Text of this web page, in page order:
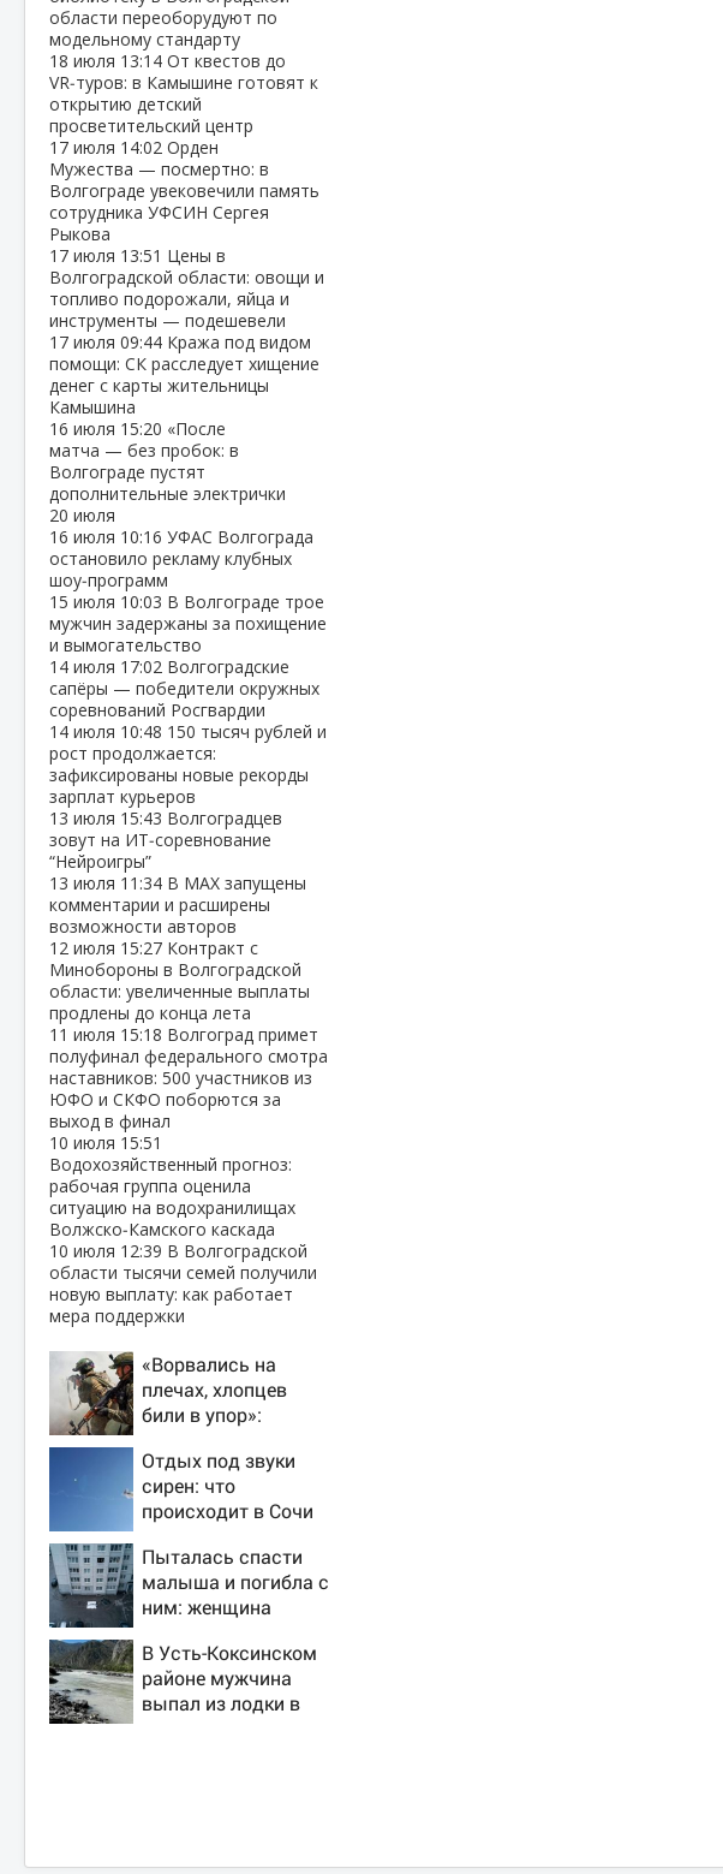
области переоборудуют по
модельному стандарту
18 июля 13:14 От квестов до
VR‑туров: в Камышине готовят к
открытию детский
просветительский центр
17 июля 14:02 Орден
Мужества — посмертно: в
Волгограде увековечили память
сотрудника УФСИН Сергея
Рыкова
17 июля 13:51 Цены в
Волгоградской области: овощи и
топливо подорожали, яйца и
инструменты — подешевели
17 июля 09:44 Кража под видом
помощи: СК расследует хищение
денег с карты жительницы
Камышина
16 июля 15:20 «После
матча — без пробок: в
Волгограде пустят
дополнительные электрички
20 июля
16 июля 10:16 УФАС Волгограда
остановило рекламу клубных
шоу‑программ
15 июля 10:03 В Волгограде трое
мужчин задержаны за похищение
и вымогательство
14 июля 17:02 Волгоградские
сапёры — победители окружных
соревнований Росгвардии
14 июля 10:48 150 тысяч рублей и
рост продолжается:
зафиксированы новые рекорды
зарплат курьеров
13 июля 15:43 Волгоградцев
зовут на ИТ‑соревнование
“Нейроигры”
13 июля 11:34 В МАХ запущены
комментарии и расширены
возможности авторов
12 июля 15:27 Контракт с
Минобороны в Волгоградской
области: увеличенные выплаты
продлены до конца лета
11 июля 15:18 Волгоград примет
полуфинал федерального смотра
наставников: 500 участников из
ЮФО и СКФО поборются за
выход в финал
10 июля 15:51
Водохозяйственный прогноз:
рабочая группа оценила
ситуацию на водохранилищах
Волжско‑Камского каскада
10 июля 12:39 В Волгоградской
области тысячи семей получили
новую выплату: как работает
мера поддержки
«Ворвались на
плечах, хлопцев
били в упор»:
Дружковка стала
могильником для
«птах Мадьяра»
Отдых под звуки
сирен: что
происходит в Сочи
массированных
атак беспилотников
Пыталась спасти
малыша и погибла с
ним: женщина
насмерть на глазах
у детей 06/08/2026
– Новости
В Усть-Коксинском
районе мужчина
выпал из лодки в